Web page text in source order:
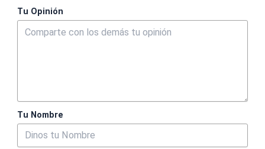
Tu Opinión
Tu Nombre